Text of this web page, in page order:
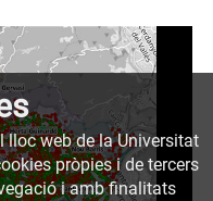
lloc web de la Universitat
pròpies i de tercers
i amb finalitats